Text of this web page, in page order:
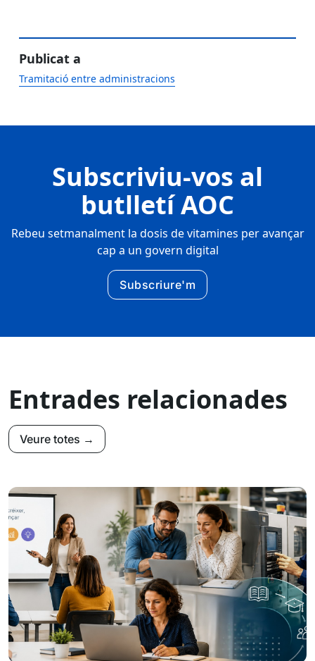
Publicat a
Tramitació entre administracions
Subscriviu-vos al
butlletí AOC
Rebeu setmanalment la dosis de vitamines per avançar
cap a un govern digital
Subscriure'm
Entrades relacionades
Veure totes →